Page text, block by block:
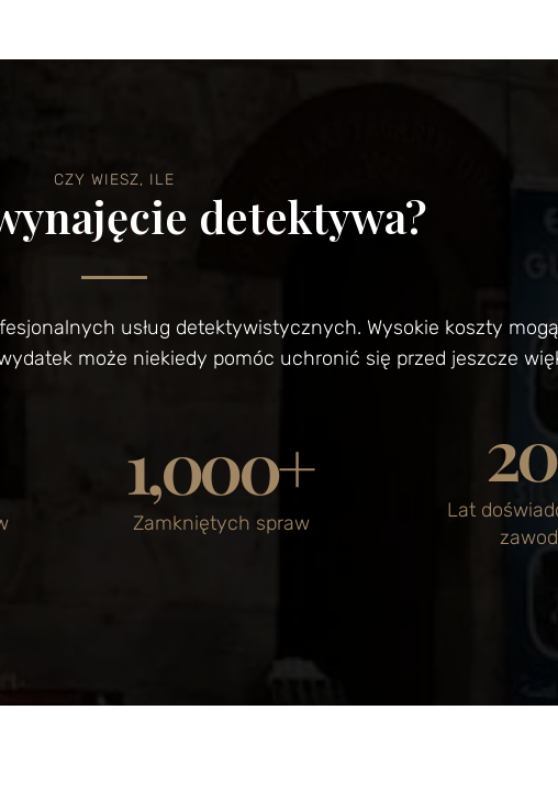
CZY WIESZ, ILE
detektywa?
usług detektywistycznych. Wysokie koszty
może niekiedy pomóc uchronić się przed jeszcze
1,000+
Zamkniętych spraw
20
Lat